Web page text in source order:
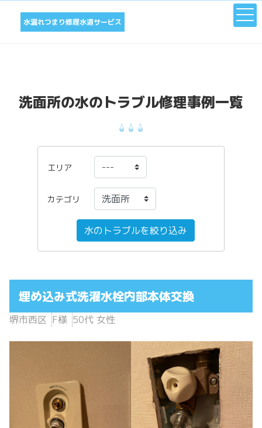
水漏れつまり修理水道サービス
洗面所の水のトラブル修理事例一覧
エリア
カテゴリ
水のトラブルを絞り込み
埋め込み式洗濯水栓内部本体交換
堺市西区 F様 50代 女性